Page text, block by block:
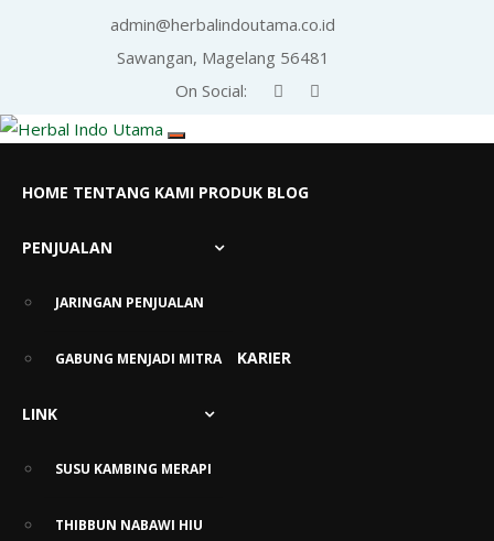
admin@herbalindoutama.co.id
Sawangan, Magelang 56481
On Social:
HOME TENTANG KAMI PRODUK BLOG
PENJUALAN
JARINGAN PENJUALAN
GABUNG MENJADI MITRA KARIER
LINK
SUSU KAMBING MERAPI
THIBBUN NABAWI HIU
Tag:masuk angin anak
Tips Menjaga Anak Tetap Nyaman